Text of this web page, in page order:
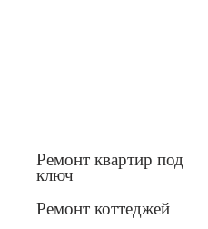
Ремонт квартир под
ключ
Ремонт коттеджей